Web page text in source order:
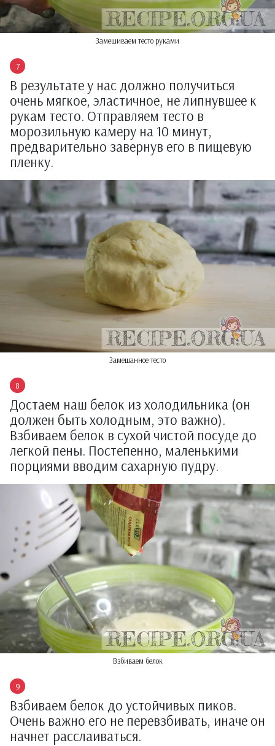
Замешиваем тесто руками
В результате у нас должно получиться
очень мягкое, эластичное, не липнувшее к
рукам тесто. Отправляем тесто в
морозильную камеру на 10 минут,
предварительно завернув его в пищевую
пленку.
Замешанное тесто
Достаем наш белок из холодильника (он
должен быть холодным, это важно).
Взбиваем белок в сухой чистой посуде до
легкой пены. Постепенно, маленькими
порциями вводим сахарную пудру.
Взбиваем белок
Взбиваем белок до устойчивых пиков.
Очень важно его не перевзбивать, иначе он
начнет расслаиваться.